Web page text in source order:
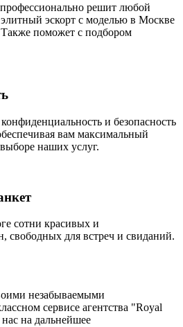
решит любой
эскорт с моделью в Москве
поможет с подбором
и безопасность
вам максимальный
наших услуг.
сотни красивых и
свободных для встреч и свиданий.
незабываемыми
сервисе агентства "Royal
на дальнейшее